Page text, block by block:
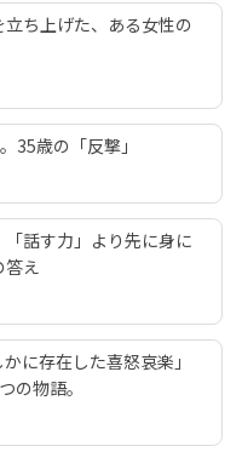
立ち上げた、ある女性の
35歳の「反撃」
話す力」より先に身に
え
に存在した喜怒哀楽」
の物語。